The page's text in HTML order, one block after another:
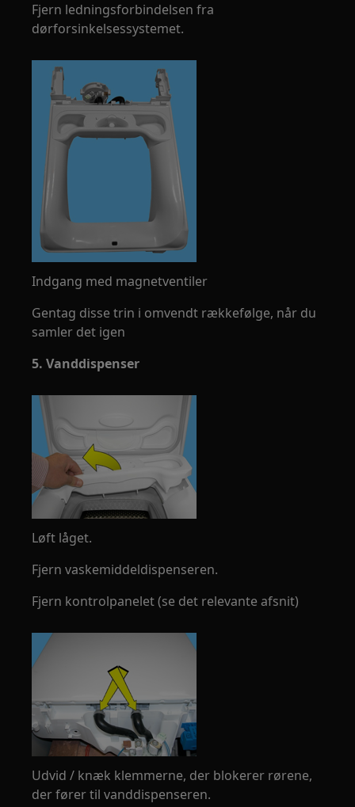
Fjern ledningsforbindelsen fra
dørforsinkelsessystemet.
Indgang med magnetventiler
Gentag disse trin i omvendt rækkefølge, når du
samler det igen
5. Vanddispenser
Løft låget.
Fjern vaskemiddeldispenseren.
Fjern kontrolpanelet (se det relevante afsnit)
Udvid / knæk klemmerne, der blokerer rørene,
der fører til vanddispenseren.